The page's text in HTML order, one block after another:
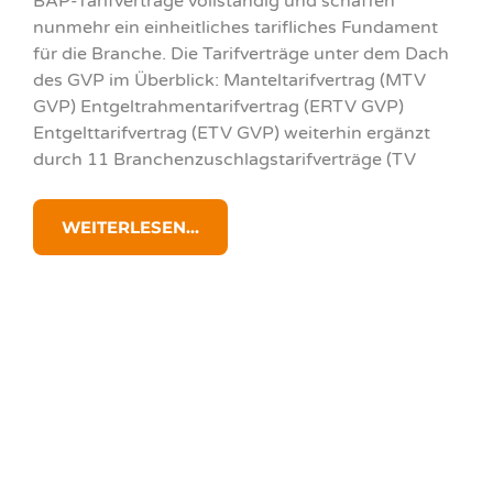
nunmehr ein einheitliches tarifliches Fundament
für die Branche. Die Tarifverträge unter dem Dach
des GVP im Überblick: Manteltarifvertrag (MTV
GVP) Entgeltrahmentarifvertrag (ERTV GVP)
Entgelttarifvertrag (ETV GVP) weiterhin ergänzt
durch 11 Branchenzuschlagstarifverträge (TV
WEITERLESEN...